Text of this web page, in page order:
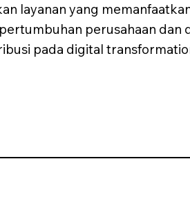
layanan yang
perusahaan dan
pada digital